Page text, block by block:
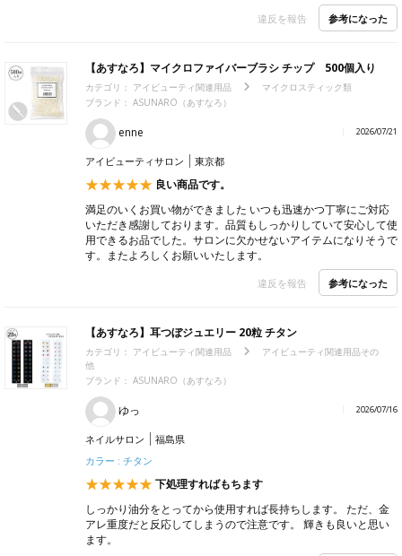
違反を報告 参考になった
【あすなろ】マイクロファイバーブラシ チップ 500個入り
カテゴリ： アイビューティ関連用品
マイクロスティック類
ブランド： ASUNARO（あすなろ）
enne 2026/07/21
アイビューティサロン 東京都
良い商品です。
満足のいくお買い物ができました いつも迅速かつ丁寧にご対応
いただき感謝しております。品質もしっかりしていて安心して使
用できるお品でした。サロンに欠かせないアイテムになりそうで
す。またよろしくお願いいたします。
違反を報告 参考になった
【あすなろ】耳つぼジュエリー 20粒 チタン
カテゴリ： アイビューティ関連用品
アイビューティ関連用品その
他
ブランド： ASUNARO（あすなろ）
ゆっ 2026/07/16
ネイルサロン
福島県
カラー : チタン
下処理すればもちます
しっかり油分をとってから使用すれば長持ちします。 ただ、金
アレ重度だと反応してしまうので注意です。 輝きも良いと思い
ます。